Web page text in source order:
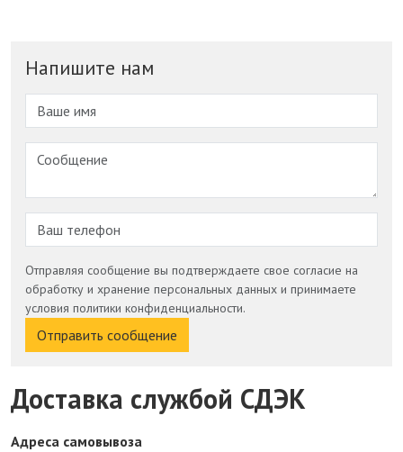
Напишите нам
Отправляя сообщение вы подтверждаете свое согласие на
обработку и хранение персональных данных и принимаете
условия политики конфиденциальности.
Отправить сообщение
Доставка службой СДЭК
Адреса самовывоза